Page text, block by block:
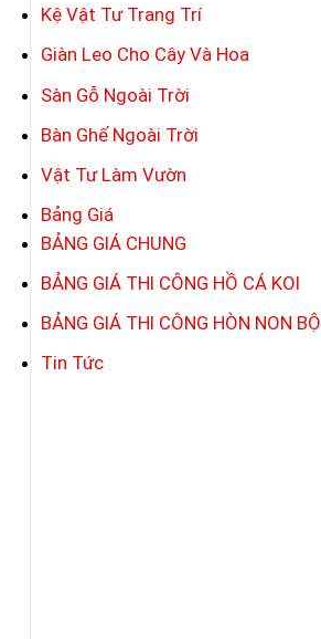
Kệ Vật Tư Trang Trí
Giàn Leo Cho Cây Và Hoa
Sàn Gỗ Ngoài Trời
Bàn Ghế Ngoài Trời
Vật Tư Làm Vườn
Bảng Giá
BẢNG GIÁ CHUNG
BẢNG GIÁ THI CÔNG HỒ CÁ KOI
BẢNG GIÁ THI CÔNG HÒN NON BỘ
Tin Tức